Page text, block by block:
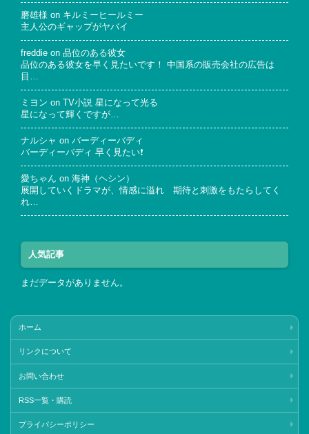
磨雄様 on キルミーヒールミー
主人公のギャップがヤバイ
freddie on 品位のある彼女
品位のある彼女を早く見たいです！ 中国系の販売会社の広告は
目…
ミヨン on
TV小説 星になって光る
星になって輝くですが…
ナルシャ on バーディーバディ
バーディーバディ 早く見たい❗
愛ちゃん on 海神（ヘシン）
展開していくドラマが、情感に溢れ 期待と刺激をもたらしてく
れ…
人気記事
まだデータがありません。
ホーム
リンクについて
お問い合わせ
RSS一覧・購読
プライバシーポリシー